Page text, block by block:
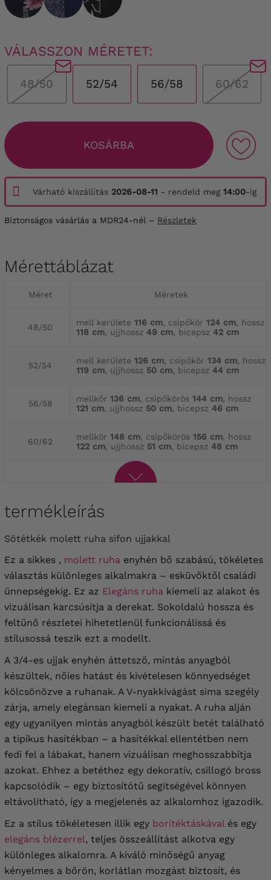
VÁLASSZON MÉRETET:
48/50 52/54 56/58 60/62
KOSÁRBA
Várható kiszállítás 2026-08-11 - rendeld meg 14:00-ig
Biztonságos vásárlás a MDR24-nél – Részletek
Mérettáblázat
Méret Méretek
48/50 mell kerülete 116 cm, csípőkör 124 cm, hossz
118 cm, ujjhossz 49 cm, bicepsz 42 cm
52/54 mell kerülete 126 cm, csípőkör 134 cm, hossz
119 cm, ujjhossz 50 cm, bicepsz 44 cm
56/58 mellkör 136 cm, csípőkörös 144 cm, hossz
121 cm, ujjhossz 50 cm, bicepsz 46 cm
60/62 mellkör 148 cm, csípőkörös 156 cm, hossz
122 cm, ujjhossz 51 cm, bicepsz 48 cm
termékleírás
Sötétkék molett ruha sifon ujjakkal
Ez a sikkes , molett ruha enyhén bő szabású, tökéletes
választás különleges alkalmakra – esküvőktől családi
ünnepségekig. Ez az Elegáns ruha kiemeli az alakot és
vizuálisan karcsúsítja a derekat. Sokoldalú hossza és
feltűnő részletei hihetetlenül funkcionálissá és
stílusossá teszik ezt a modellt.
A 3/4-es ujjak enyhén áttetsző, mintás anyagból
készültek, nőies hatást és kivételesen könnyedséget
kölcsönözve a ruhanak. A V-nyakkivágást sima szegély
zárja, amely elegánsan kiemeli a nyakat. A ruha alján
egy ugyanilyen mintás anyagból készült betét található
a tipikus hasítékban – a hasítékkal ellentétben nem
fedi fel a lábakat, hanem vizuálisan meghosszabbítja
azokat. Ehhez a betéthez egy dekoratív, csillogó bross
kapcsolódik – egy biztosítótű segítségével könnyen
eltávolítható, így a megjelenés az alkalomhoz igazodik.
Ez a stílus tökéletesen illik egy borítéktáskávalés egy
elegáns blézerrel, teljes összeállítást alkotva egy
különleges alkalomra. A kiváló minőségű anyag
kényelmes a bőrön, korlátlan mozgást biztosít, és